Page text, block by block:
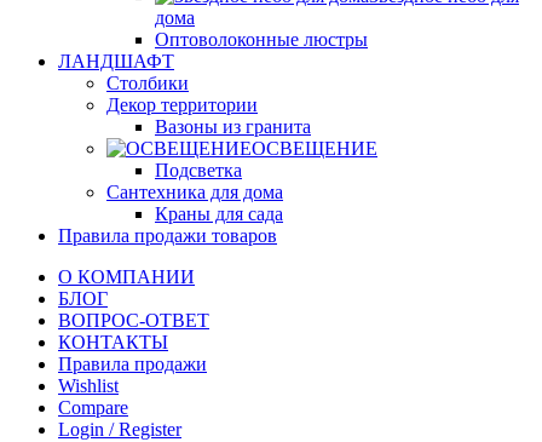
дома
Оптоволоконные люстры
ЛАНДШАФТ
Столбики
Декор территории
Вазоны из гранита
ОСВЕЩЕНИЕ
Подсветка
Сантехника для дома
Краны для сада
Правила продажи товаров
О КОМПАНИИ
БЛОГ
ВОПРОС-ОТВЕТ
КОНТАКТЫ
Правила продажи
Wishlist
Compare
Login / Register